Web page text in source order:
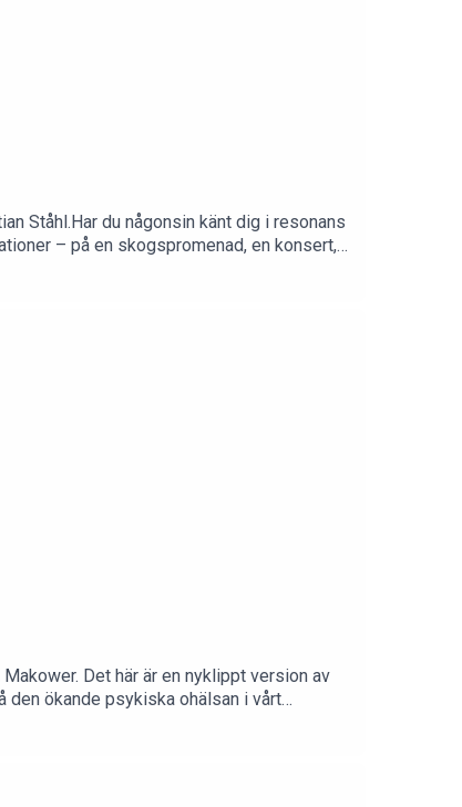
Ståhl.Har du någonsin känt dig i resonans
– på en skogspromenad, en konsert,
står i skarp kontrast till den
introducerar och utforskar sociologen
Det här är en nyklippt version av
ökande psykiska ohälsan i vårt
och perfektionism förekommer
med bakomliggande psykologiska